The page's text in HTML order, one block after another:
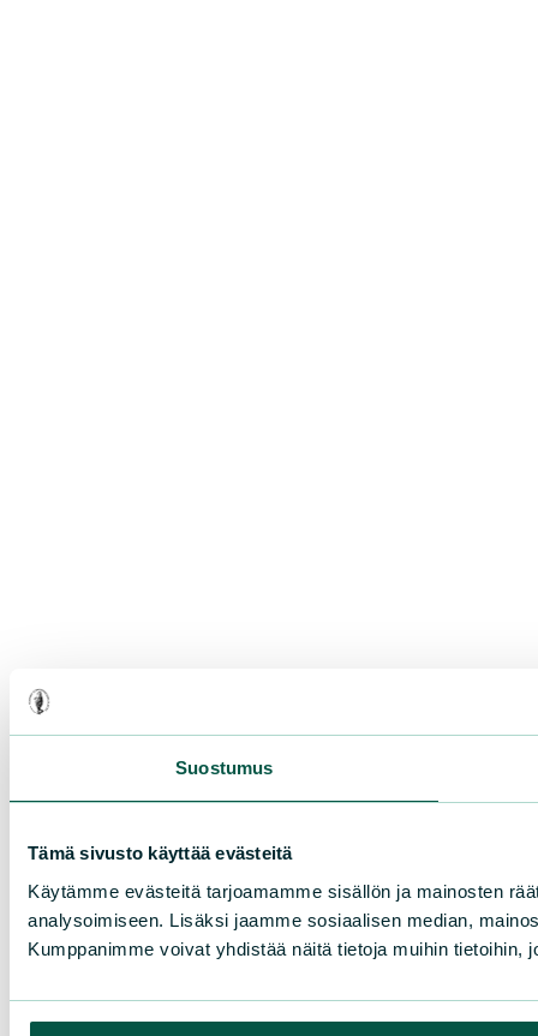
Suostumus
Tämä sivusto käyttää evästeitä
Käytämme evästeitä tarjoamamme sisällön ja mainosten
analysoimiseen. Lisäksi jaamme sosiaalisen median,
Kumppanimme voivat yhdistää näitä tietoja muihin tietoihin,